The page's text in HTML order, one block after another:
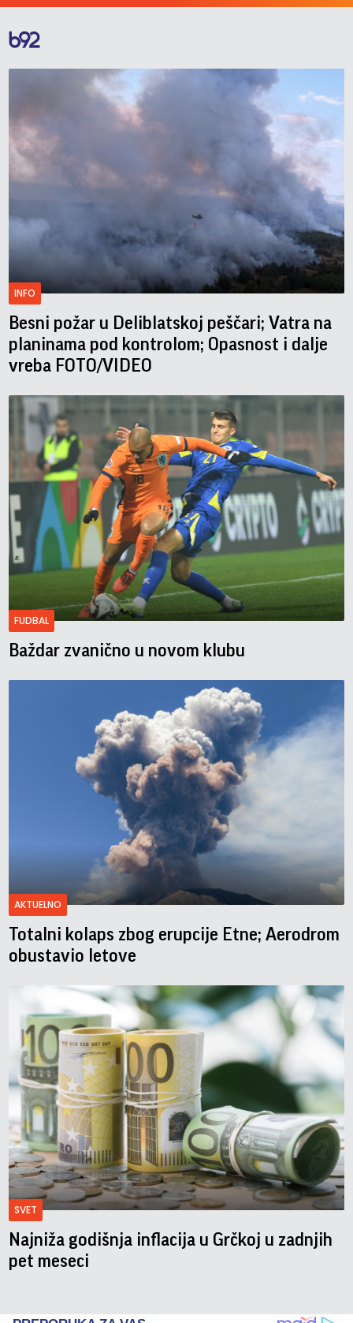
INFO
Besni požar u Deliblatskoj peščari; Vatra na
planinama pod kontrolom; Opasnost i dalje
vreba FOTO/VIDEO
FUDBAL
Baždar zvanično u novom klubu
AKTUELNO
Totalni kolaps zbog erupcije Etne; Aerodrom
obustavio letove
SVET
Najniža godišnja inflacija u Grčkoj u zadnjih
pet meseci